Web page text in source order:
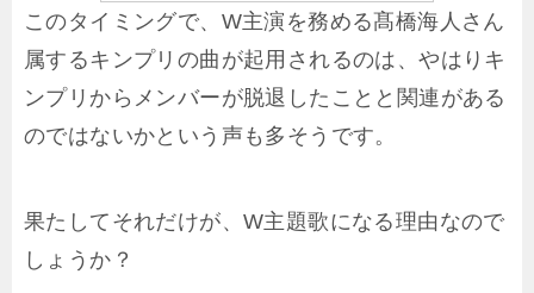
このタイミングで、W主演を務める髙橋海人さん
属するキンプリの曲が起用されるのは、やはりキ
ンプリからメンバーが脱退したことと関連がある
のではないかという声も多そうです。
果たしてそれだけが、W主題歌になる理由なので
しょうか？